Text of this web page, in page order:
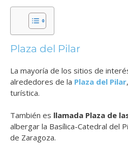
Plaza del Pilar
La mayoría de los sitios de
alrededores de la Plaza del Pilar
turística.
También es llamada Plaza de
albergar la Basílica-Catedral del
de Zaragoza.